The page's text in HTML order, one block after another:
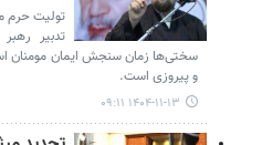
تولیت حرم
تدبیر
سختی‌ها زمان سنجش ایمان مومنان
و پیروزی است.
۱۴۰۴-۱۱-۱۳ ۰۹:۱۱